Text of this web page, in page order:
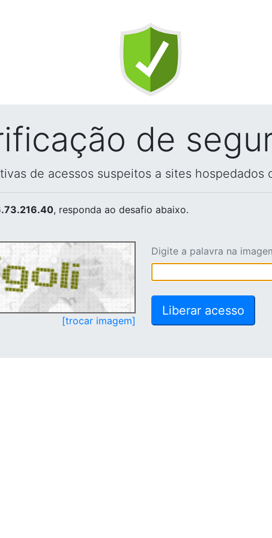
de
de acessos suspeitos a sites hospedados
, responda ao desafio abaixo.
[trocar imagem]
Digite a palavra na